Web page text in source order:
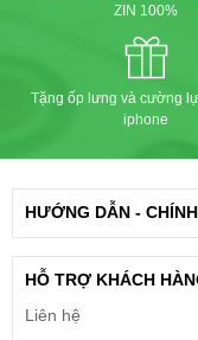
ZIN 100%
Tặng ốp lưng và cường
iphone
HƯỚNG DẪN -
HỖ TRỢ KHÁCH
Liên hệ